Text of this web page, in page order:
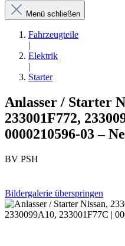
Menü schließen
Fahrzeugteile
|
Elektrik
|
Starter
Anlasser / Starter
233001F772,
0000210596-03 –
BV PSH
Bildergalerie überspringen